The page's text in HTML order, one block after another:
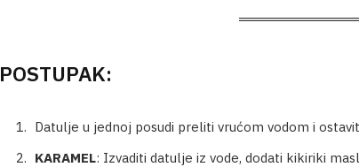
POSTUPAK:
Datulje u jednoj posudi preliti vrućom vodom i
KARAMEL: Izvaditi datulje iz vode, dodati kikiriki